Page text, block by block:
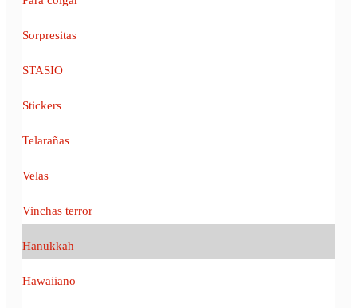
Sorpresitas
STASIO
Stickers
Telarañas
Velas
Vinchas terror
Hanukkah
Hawaiiano